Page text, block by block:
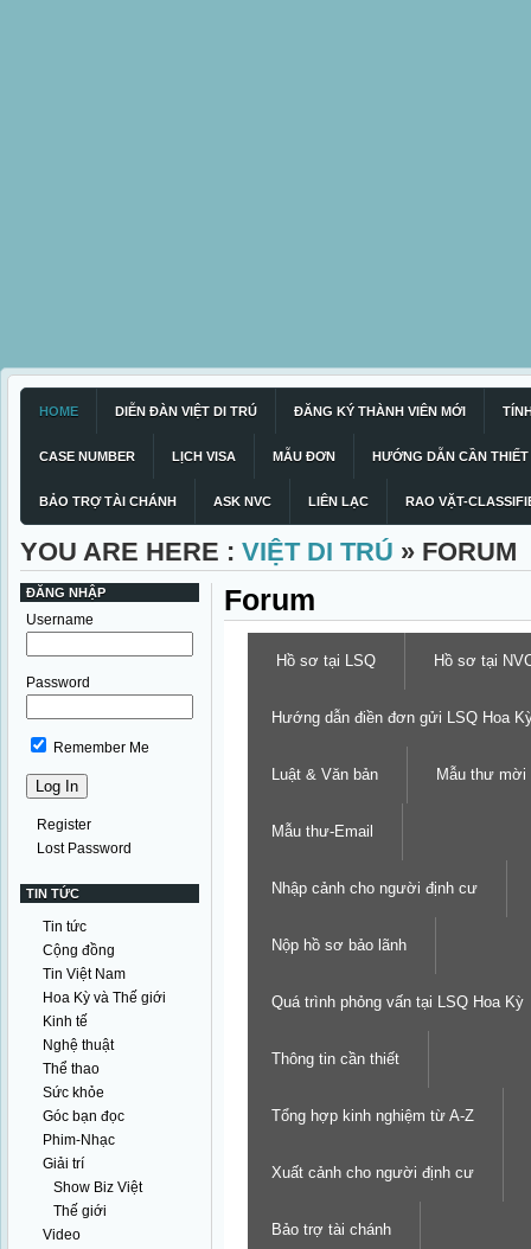
HOME DIỄN ĐÀN VIỆT DI TRÚ ĐĂNG KÝ THÀNH VIÊN MỚI
CASE NUMBER LỊCH VISA MẪU ĐƠN HƯỚNG DẪN CẦN THIẾT
BẢO TRỢ TÀI CHÁNH ASK NVC LIÊN LẠC RAO VẶT-
YOU ARE HERE : VIỆT DI TRÚ » FORUM
ĐĂNG NHẬP
Username
Password
Remember Me
Register
Lost Password
TIN TỨC
Tin tức
Cộng đồng
Tin Việt Nam
Hoa Kỳ và Thế giới
Kinh tế
Nghệ thuật
Thể thao
Sức khỏe
Góc bạn đọc
Phim-Nhạc
Giải trí
Show Biz Việt
Thế giới
Video
Forum
Hồ sơ tại LSQ Hồ sơ tại
Hướng dẫn điền đơn gửi LSQ Hoa
Luật & Văn bản Mẫu thư mời
Mẫu thư-Email
Nhập cảnh cho người định cư
Nộp hồ sơ bảo lãnh
Quá trình phỏng vấn tại LSQ Hoa Kỳ
Thông tin cần thiết
Tổng hợp kinh nghiệm từ A-Z
Xuất cảnh cho người định cư
Bảo trợ tài chánh